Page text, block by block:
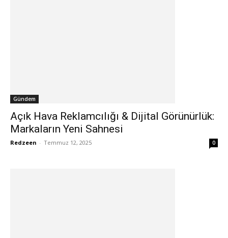
Gündem
Açık Hava Reklamcılığı & Dijital Görünürlük:
Markaların Yeni Sahnesi
Redzeen - Temmuz 12, 2025 0